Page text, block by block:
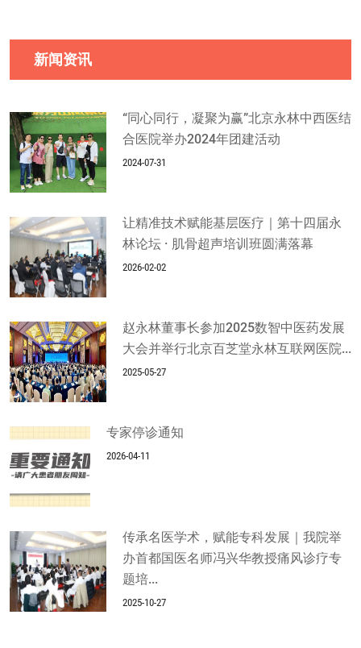
新闻资讯
“同心同行，凝聚为赢”北京永林中西医结
合医院举办2024年团建活动
2024-07-31
让精准技术赋能基层医疗｜第十四届永
林论坛 · 肌骨超声培训班圆满落幕
2026-02-02
赵永林董事长参加2025数智中医药发展
大会并举行北京百芝堂永林互联网医院...
2025-05-27
专家停诊通知
2026-04-11
传承名医学术，赋能专科发展｜我院举
办首都国医名师冯兴华教授痛风诊疗专
题培...
2025-10-27